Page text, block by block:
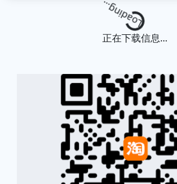
Loading...
正在下载信息...